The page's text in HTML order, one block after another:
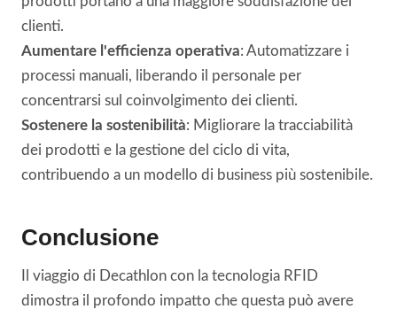
clienti.
Aumentare l'efficienza operativa: Automatizzare i
processi manuali, liberando il personale per
concentrarsi sul coinvolgimento dei clienti.
Sostenere la sostenibilità: Migliorare la tracciabilità
dei prodotti e la gestione del ciclo di vita,
contribuendo a un modello di business più sostenibile.
Conclusione
Il viaggio di Decathlon con la tecnologia RFID
dimostra il profondo impatto che questa può avere